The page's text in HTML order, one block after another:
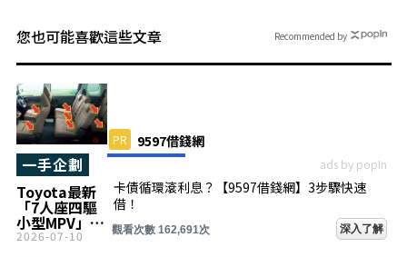
您也可能喜歡這些文章
Toyota最新
「7人座四驅
小型MPV」超
厲害！採用
一手企劃
2026-07-10
PR 9597借錢網
ads by popIn
卡債循環滾利息？【9597借錢網】3步驟快速
借！
觀看次數 162,691次 深入了解
Recommended by